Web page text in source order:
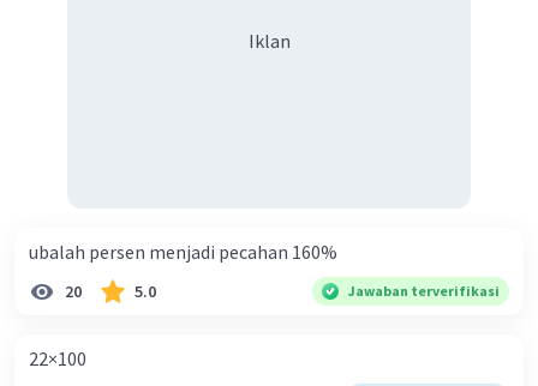
Iklan
ubalah persen menjadi pecahan 160%
20 5.0 Jawaban terverifikasi
22×100